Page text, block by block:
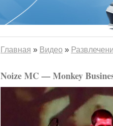
Главная » Видео »
Noize MC — Monkey